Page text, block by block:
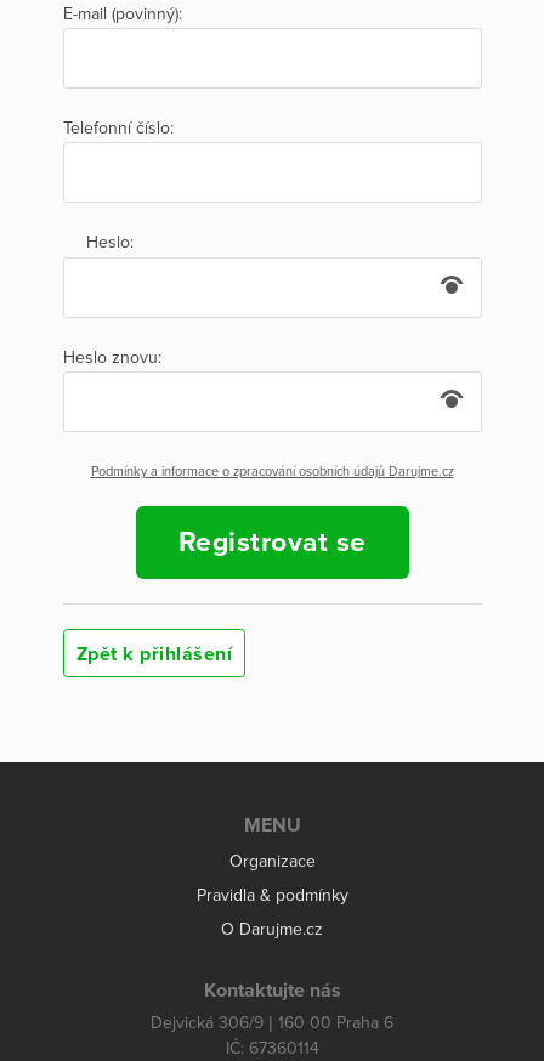
E-mail (povinný):
Telefonní číslo:
Heslo:
Heslo znovu:
Podmínky a informace o zpracování osobních údajů Darujme.cz
Registrovat se
Zpět k přihlášení
MENU
Organizace
Pravidla & podmínky
O Darujme.cz
Kontaktujte nás
Dejvická 306/9 | 160 00 Praha 6
IČ: 67360114